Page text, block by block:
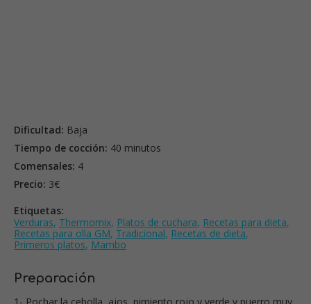
Dificultad: Baja
Tiempo de cocción: 40 minutos
Comensales: 4
Precio: 3€
Etiquetas:
Verduras, Thermomix, Platos de cuchara, Recetas para dieta,
Recetas para olla GM, Tradicional, Recetas de dieta,
Primeros platos, Mambo
Preparación